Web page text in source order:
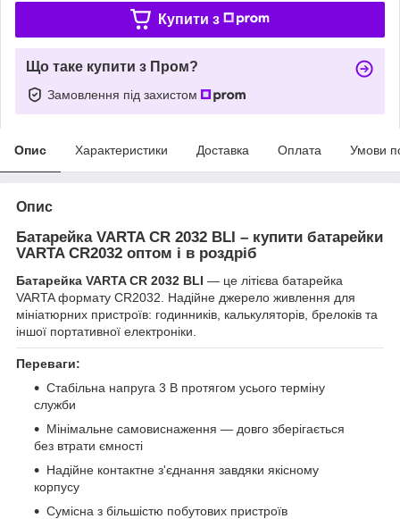
Купити з
Що таке купити з Пром?
Замовлення під захистом
Опис Характеристики Доставка Оплата Умови
Опис
Батарейка VARTA CR 2032 BLI – купити батарейки
VARTA CR2032 оптом і в роздріб
Батарейка VARTA CR 2032 BLI — це літієва батарейка
VARTA формату CR2032. Надійне джерело живлення для
мініатюрних пристроїв: годинників, калькуляторів, брелоків та
іншої портативної електроніки.
Переваги:
Стабільна напруга 3 В протягом усього терміну
служби
Мінімальне самовиснаження — довго зберігається
без втрати ємності
Надійне контактне з'єднання завдяки якісному
корпусу
Сумісна з більшістю побутових пристроїв